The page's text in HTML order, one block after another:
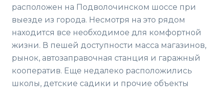
расположен на Подволочинском шоссе при
выезде из города. Несмотря на это рядом
находится все необходимое для комфортной
жизни. В пешей доступности масса магазинов,
рынок, автозаправочная станция и гаражный
кооператив. Еще недалеко расположились
школы, детские садики и прочие объекты